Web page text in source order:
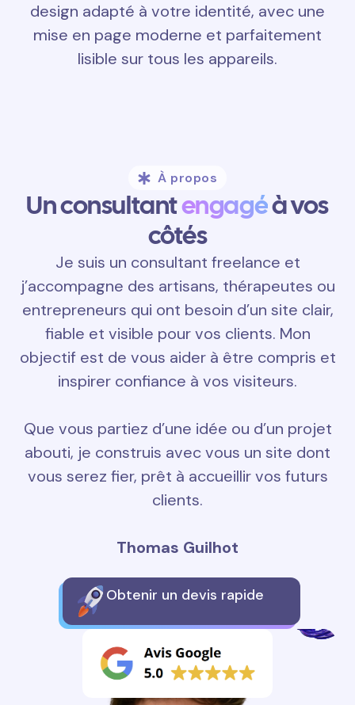
design adapté à votre identité, avec une
mise en page moderne et parfaitement
lisible sur tous les appareils.
À propos
Un consultantengagéà vos
côtés
Je suis un consultant freelance et
j’accompagne des artisans, thérapeutes ou
entrepreneurs qui ont besoin d’un site clair,
fiable et visible pour vos clients. Mon
objectif est de vous aider à être compris et
inspirer confiance à vos visiteurs.
Que vous partiez d’une idée ou d’un projet
abouti, je construis avec vous un site dont
vous serez fier, prêt à accueillir vos futurs
clients.
Thomas Guilhot
Obtenir un devis rapide